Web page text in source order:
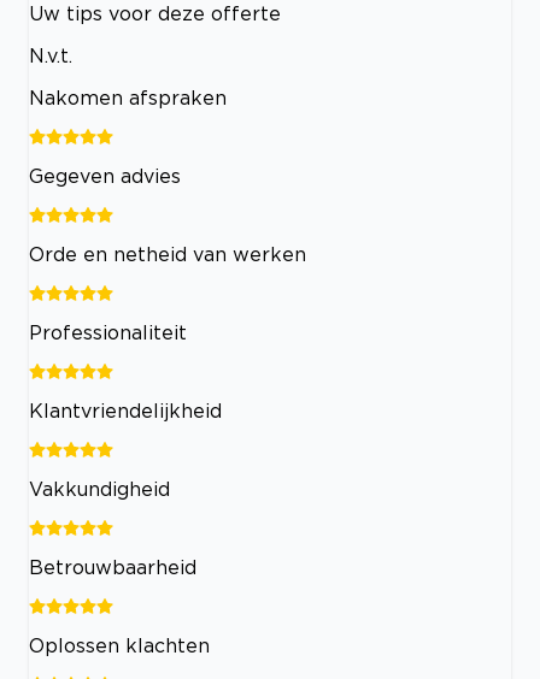
Uw tips voor deze offerte
N.v.t.
Nakomen afspraken
Gegeven advies
Orde en netheid van werken
Professionaliteit
Klantvriendelijkheid
Vakkundigheid
Betrouwbaarheid
Oplossen klachten